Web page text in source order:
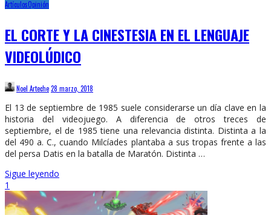
ArtículosOpinión
EL CORTE Y LA CINESTESIA EN EL LENGUAJE
VIDEOLÚDICO
Noel Arteche28 marzo, 2018
El 13 de septiembre de 1985 suele considerarse un día clave en la
historia del videojuego. A diferencia de otros treces de
septiembre, el de 1985 tiene una relevancia distinta. Distinta a la
del 490 a. C., cuando Milcíades plantaba a sus tropas frente a las
del persa Datis en la batalla de Maratón. Distinta …
Sigue leyendo
1